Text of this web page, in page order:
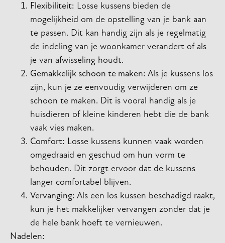
Flexibiliteit: Losse kussens bieden de
mogelijkheid om de opstelling van je bank aan
te passen. Dit kan handig zijn als je regelmatig
de indeling van je woonkamer verandert of als
je van afwisseling houdt.
Gemakkelijk schoon te maken: Als je kussens los
zijn, kun je ze eenvoudig verwijderen om ze
schoon te maken. Dit is vooral handig als je
huisdieren of kleine kinderen hebt die de bank
vaak vies maken.
Comfort: Losse kussens kunnen vaak worden
omgedraaid en geschud om hun vorm te
behouden. Dit zorgt ervoor dat de kussens
langer comfortabel blijven.
Vervanging: Als een los kussen beschadigd raakt,
kun je het makkelijker vervangen zonder dat je
de hele bank hoeft te vernieuwen.
Nadelen: